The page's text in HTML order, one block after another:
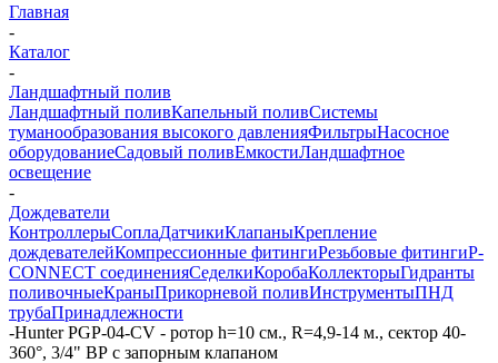
Главная
-
Каталог
-
Ландшафтный полив
Ландшафтный поливКапельный поливСистемы
туманообразования высокого давленияФильтрыНасосное
оборудованиеСадовый поливЕмкостиЛандшафтное
освещение
-
Дождеватели
КонтроллерыСоплаДатчикиКлапаныКрепление
дождевателейКомпрессионные фитингиРезьбовые фитингиP-
CONNECT соединенияСеделкиКоробаКоллекторыГидранты
поливочныеКраныПрикорневой поливИнструментыПНД
трубаПринадлежности
-Hunter PGP-04-CV - ротор h=10 см., R=4,9-14 м., сектор 40-
360°, 3/4" ВР c запорным клапаном